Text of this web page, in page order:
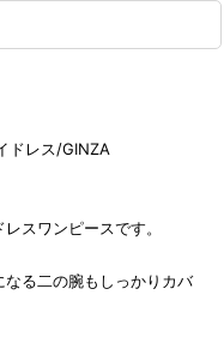
ドレス/GINZA
スワンピースです。
る二の腕もしっかりカバ